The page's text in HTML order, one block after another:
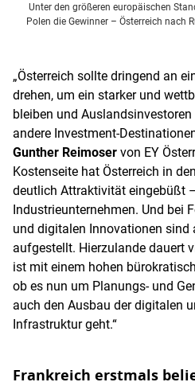
Unter den größeren europäischen
Polen die Gewinner – Österreich nach
„Österreich sollte dringend an
drehen, um ein starker und
bleiben und
andere Investment-
Gunther Reimoser von EY
Kostenseite hat Österreich in
deutlich Attraktivität eingebüßt
Industrieunternehmen. Und bei
und digitalen Innovationen sind
aufgestellt. Hierzulande dauert
ist mit einem hohen
ob es nun um Planungs- und
auch den Ausbau der digitalen
Infrastruktur geht.“
Frankreich erstmals